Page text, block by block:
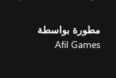
مطورة بواسطة
Afil Games